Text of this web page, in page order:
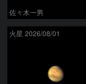
佐々木一男
火星 2026/08/01